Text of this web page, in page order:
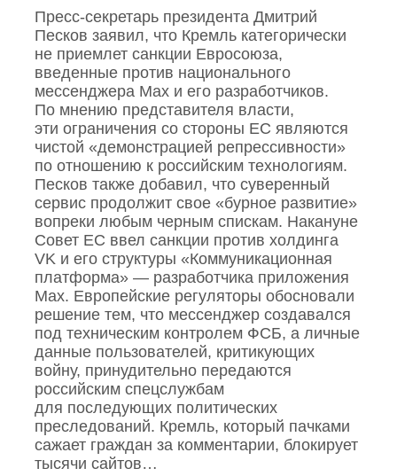
Пресс‑секретарь президента Дмитрий
Песков заявил, что Кремль категорически
не приемлет санкции Евросоюза,
введенные против национального
мессенджера Mах и его разработчиков.
По мнению представителя власти,
эти ограничения со стороны ЕС являются
чистой «демонстрацией репрессивности»
по отношению к российским технологиям.
Песков также добавил, что суверенный
сервис продолжит свое «бурное развитие»
вопреки любым черным спискам. Накануне
Совет ЕС ввел санкции против холдинга
VK и его структуры «Коммуникационная
платформа» — разработчика приложения
Mах. Европейские регуляторы обосновали
решение тем, что мессенджер создавался
под техническим контролем ФСБ, а личные
данные пользователей, критикующих
войну, принудительно передаются
российским спецслужбам
для последующих политических
преследований. Кремль, который пачками
сажает граждан за комментарии, блокирует
тысячи сайтов…